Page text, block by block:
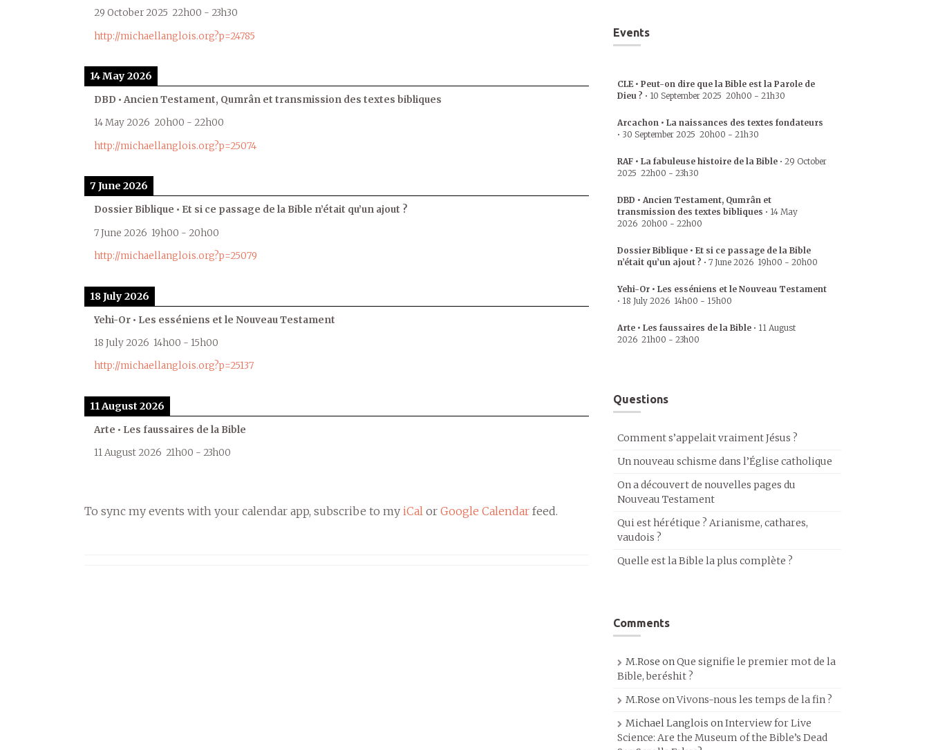
29 October 2025 22h00 - 23h30
http://michaellanglois.org?p=24785
14 May 2026
DBD • Ancien Testament, Qumrân et transmission des textes bibliques
14 May 2026 20h00 - 22h00
http://michaellanglois.org?p=25074
7 June 2026
Dossier Biblique • Et si ce passage de la Bible n’était qu’un ajout ?
7 June 2026 19h00 - 20h00
http://michaellanglois.org?p=25079
18 July 2026
Yehi-Or • Les esséniens et le Nouveau Testament
18 July 2026 14h00 - 15h00
http://michaellanglois.org?p=25137
11 August 2026
Arte • Les faussaires de la Bible
11 August 2026 21h00 - 23h00
To sync my events with your calendar app, subscribe to my iCal or Google Calendar feed.
Events
CLE • Peut-on dire que la Bible est la Parole de
Dieu ? • 10 September 2025 20h00 - 21h30
Arcachon • La naissances des textes fondateurs
• 30 September 2025 20h00 - 21h30
RAF • La fabuleuse histoire de la Bible • 29 October
2025 22h00 - 23h30
DBD • Ancien Testament, Qumrân et
transmission des textes bibliques • 14 May
2026 20h00 - 22h00
Dossier Biblique • Et si ce passage de la Bible
n’était qu’un ajout ? • 7 June 2026 19h00 - 20h00
Yehi-Or • Les esséniens et le Nouveau Testament
• 18 July 2026 14h00 - 15h00
Arte • Les faussaires de la Bible • 11 August
2026 21h00 - 23h00
Questions
Comment s’appelait vraiment Jésus ?
Un nouveau schisme dans l’Église catholique
On a découvert de nouvelles pages du
Nouveau Testament
Qui est hérétique ? Arianisme, cathares,
vaudois ?
Quelle est la Bible la plus complète ?
Comments
M.Rose onQue signifie le premier mot de la
Bible, beréshit ?
M.Rose onVivons-nous les temps de la fin ?
Michael Langlois onInterview for Live
Science: Are the Museum of the Bible’s Dead